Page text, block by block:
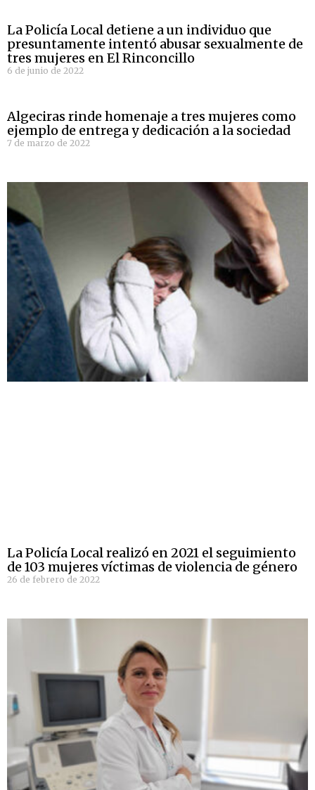
La Policía Local detiene a un individuo que
presuntamente intentó abusar sexualmente de
tres mujeres en El Rinconcillo
6 de junio de 2022
Algeciras rinde homenaje a tres mujeres como
ejemplo de entrega y dedicación a la sociedad
7 de marzo de 2022
La Policía Local realizó en 2021 el seguimiento
de 103 mujeres víctimas de violencia de género
26 de febrero de 2022